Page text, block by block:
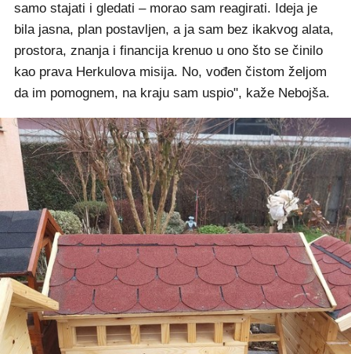
samo stajati i gledati – morao sam reagirati. Ideja je
bila jasna, plan postavljen, a ja sam bez ikakvog alata,
prostora, znanja i financija krenuo u ono što se činilo
kao prava Herkulova misija. No, vođen čistom željom
da im pomognem, na kraju sam uspio", kaže Nebojša.